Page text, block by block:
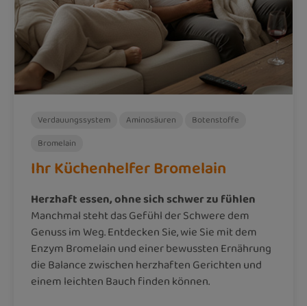
Verdauungssystem Aminosäuren
Botenstoffe
Bromelain
Ihr Küchenhelfer Bromelain
Herzhaft essen, ohne sich schwer zu fühlen
Manchmal steht das Gefühl der Schwere dem
Genuss im Weg. Entdecken Sie, wie Sie mit dem
Enzym Bromelain und einer bewussten Ernährung
die Balance zwischen herzhaften Gerichten und
einem leichten Bauch finden können.